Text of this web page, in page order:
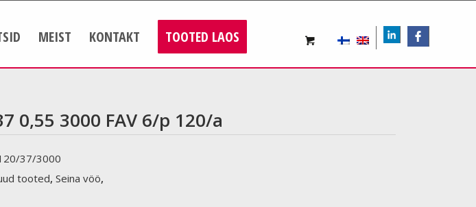
FB
LIn
MEIST KONTAKT TOOTED LAOS
0,55 3000 FAV 6/p 120/a
37/3000
tooted,Seina vöö,